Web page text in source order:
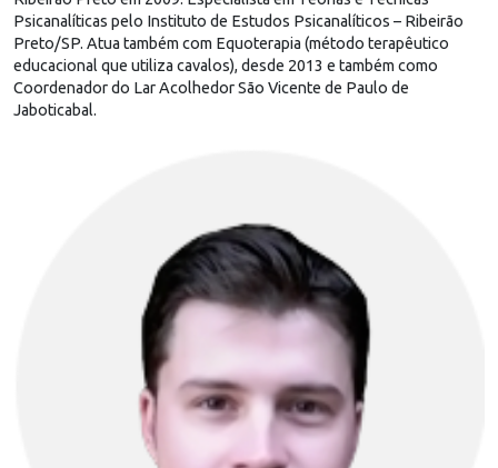
Psicanalíticas pelo Instituto de Estudos Psicanalíticos – Ribeirão
Preto/SP. Atua também com Equoterapia (método terapêutico
educacional que utiliza cavalos), desde 2013 e também como
Coordenador do Lar Acolhedor São Vicente de Paulo de
Jaboticabal.